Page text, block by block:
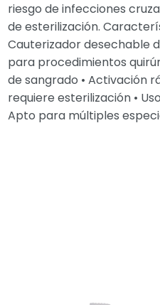
riesgo de infecciones
de esterilización.
Cauterizador desechable
para procedimientos
de sangrado • Activación
requiere esterilización •
Apto para múltiples